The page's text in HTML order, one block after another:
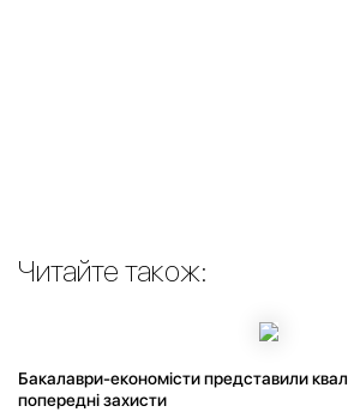
Читайте також:
Бакалаври-економісти представили
попередні захисти